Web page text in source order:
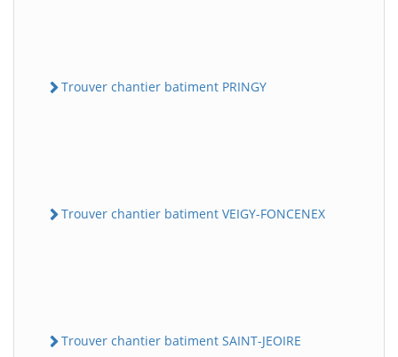
Trouver chantier batiment PRINGY
Trouver chantier batiment VEIGY-FONCENEX
Trouver chantier batiment SAINT-JEOIRE